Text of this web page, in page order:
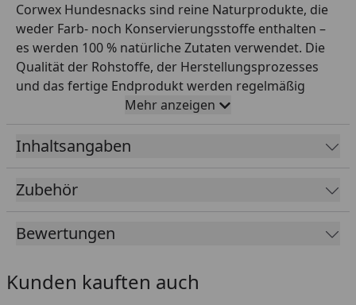
Corwex Hundesnacks sind reine Naturprodukte, die
weder Farb- noch Konservierungsstoffe enthalten –
es werden 100 % natürliche Zutaten verwendet. Die
Qualität der Rohstoffe, der Herstellungsprozesses
und das fertige Endprodukt werden regelmäßig
kontrolliert. Zudem finden regelmäßige
Qualitätskontrollen durch unabhängige Prüfinstitute
in Deutschland statt. Eine fettarme, gesunde
mehr in den Mittelpunkt. Für die Herstellung von
Corwex Hundeleckerlies wird daher nur
welches ein spezielles Trocknungsverfahren
daher besonders gering. Die Corwex Kauknochen
Mehr anzeigen
Inhaltsangaben
Zubehör
Bewertungen
Kunden kauften auch